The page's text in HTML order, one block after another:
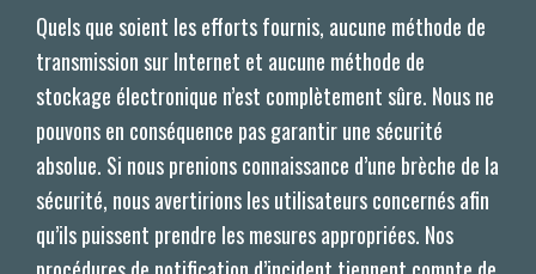
Quels que soient les efforts fournis, aucune méthode de
transmission sur Internet et aucune méthode de
stockage électronique n’est complètement sûre. Nous ne
pouvons en conséquence pas garantir une sécurité
absolue. Si nous prenions connaissance d’une brèche de la
sécurité, nous avertirions les utilisateurs concernés afin
qu’ils puissent prendre les mesures appropriées. Nos